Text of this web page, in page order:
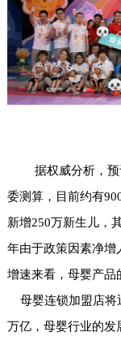
据权威分析，
委测算，目前约有
新增250万新生儿，
年由于政策因素净增
增速来看，母婴产品
母婴连锁加盟店将
万亿，母婴行业的发